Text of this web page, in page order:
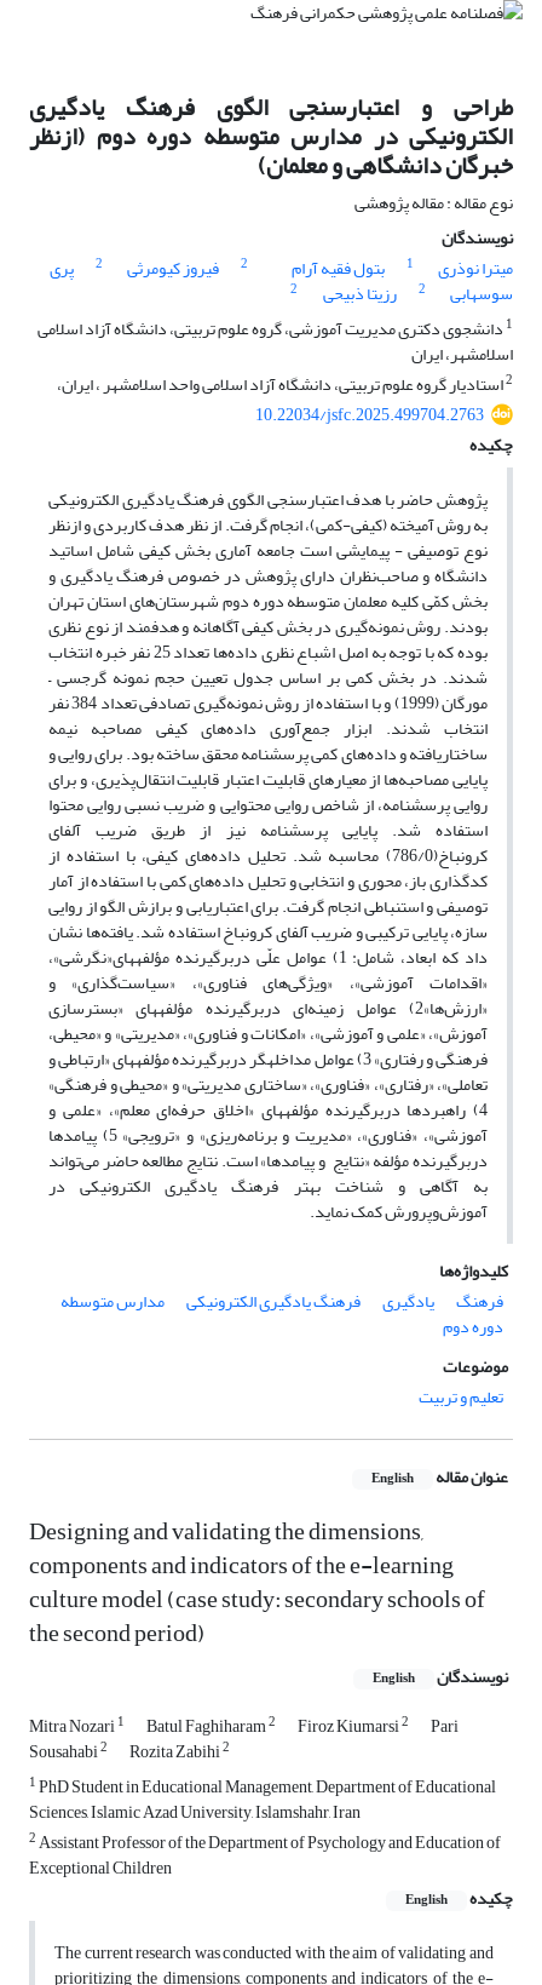
طراحی و اعتبارسنجی الگوی فرهنگ یادگیری
الکترونیکی در مدارس متوسطه دوره دوم (ازنظر
خبرگان دانشگاهی و معلمان)
نوع مقاله : مقاله پژوهشی
نویسندگان
میترا نوذری
1 بتول فقیه آرام 2 فیروز کیومرثی 2 پری
سوسهابی 2 رزیتا ذبیحی
2
1 دانشجوی دکتری مدیریت آموزشی، گروه علوم تربیتی، دانشگاه آزاد اسلامی
اسلامشهر، ایران
2استادیار گروه علوم تربیتی، دانشگاه آزاد اسلامی واحد اسلامشهر ، ایران،
10.22034/jsfc.2025.499704.2763
چکیده
پژوهش حاضر با هدف اعتبارسنجی الگوی فرهنگ یادگیری الکترونیکی
به روش آمیخته (کیفی-کمی)، انجام گرفت. از نظر هدف کاربردی و ازنظر
نوع توصیفی - پیمایشی است جامعه آماری بخش کیفی شامل اساتید
دانشگاه و صاحب‌نظران دارای پژوهش در خصوص فرهنگ یادگیری و
بخش کمّی کلیه معلمان متوسطه دوره دوم شهرستان‌های استان تهران
بودند. روش نمونه‌گیری در بخش کیفی آگاهانه و هدفمند از نوع نظری
بوده که با توجه به اصل اشباع نظری داده‌ها تعداد 25 نفر خبره انتخاب
شدند. در بخش کمی بر اساس جدول تعیین حجم نمونه گرجسی –
مورگان (1999) و با استفاده از روش نمونه‌گیری تصادفی تعداد 384 نفر
انتخاب شدند. ابزار جمع‌آوری داده‌های کیفی مصاحبه نیمه
ساختاریافته و داده‌های کمی پرسشنامه محقق ساخته بود. برای روایی و
پایایی مصاحبه‌ها از معیارهای قابلیت اعتبار قابلیت انتقال‌پذیری، و برای
روایی پرسشنامه، از شاخص­ روایی محتوایی و ضریب نسبی روایی محتوا
استفاده شد. پایایی پرسشنامه نیز از طریق ضریب آلفای
کرونباخ(786/0) محاسبه شد. تحلیل داده‌های کیفی، با استفاده از
کدگذاری باز، محوری و انتخابی و تحلیل داده‌های کمی با استفاده از آمار
توصیفی و استنباطی انجام گرفت. برای اعتباریابی و برازش الگو از روایی
سازه، پایایی ترکیبی و ضریب آلفای کرونباخ استفاده شد. یافته‌ها نشان
داد که ابعاد، شامل: 1) عوامل علّی دربرگیرنده مؤلفه‎های«نگرشی»،
«اقدامات آموزشی»، «ویژگی‌های فناوری»، «سیاست‌گذاری» و
«ارزش‌ها»2) عوامل زمینه‌ای دربرگیرنده مؤلفه‎های «بسترسازی
آموزش»، «علمی و آموزشی»، «امکانات و فناوری»، «مدیریتی» و «محیطی،
فرهنگی و رفتاری» 3) عوامل مداخله­گر دربرگیرنده مؤلفه‎های «ارتباطی و
تعاملی»، «رفتاری»، «فناوری»، «ساختاری مدیریتی» و «محیطی و فرهنگی»
4) راهبردها دربرگیرنده مؤلفه‎های «اخلاق حرفه‌ای معلم»، «علمی و
آموزشی»، «فناوری»، «مدیریت و برنامه‌ریزی» و «ترویجی» 5) پیامدها
دربرگیرنده مؤلفه‎ «نتایج و پیامدها» است. نتایج مطالعه حاضر می‌تواند
به آگاهی و شناخت بهتر فرهنگ یادگیری الکترونیکی در
آموزش‌وپرورش کمک نماید.
کلیدواژه‌ها
فرهنگ
یادگیری فرهنگ یادگیری الکترونیکی مدارس متوسطه
دوره دوم
موضوعات
تعلیم و تربیت
عنوان مقاله English
Designing and validating the dimensions,
components and indicators of the e-learning
culture model (case study: secondary schools of
the second period)
نویسندگان English
Mitra Nozari1 Batul Faghiharam2 Firoz Kiumarsi2 Pari
Sousahabi2 Rozita Zabihi2
1PhD Student in Educational Management, Department of Educational
Sciences, Islamic Azad University, Islamshahr, Iran
2Assistant Professor of the Department of Psychology and Education of
Exceptional Children
چکیده
English
The current research was conducted with the aim of validating and